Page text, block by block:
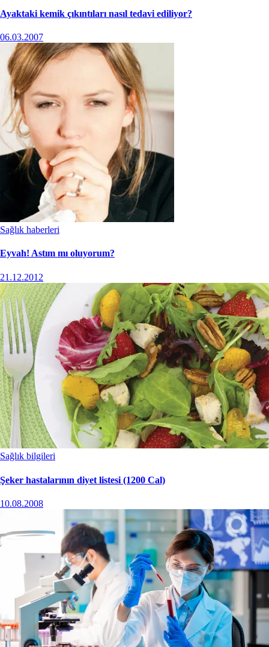
Ayaktaki kemik çıkıntıları nasıl tedavi ediliyor?
06.03.2007
Sağlık haberleri
Eyvah! Astım mı oluyorum?
21.12.2012
Sağlık bilgileri
Şeker hastalarının diyet listesi (1200 Cal)
10.08.2008